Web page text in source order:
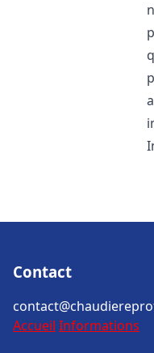
Contact
Accueil Informations